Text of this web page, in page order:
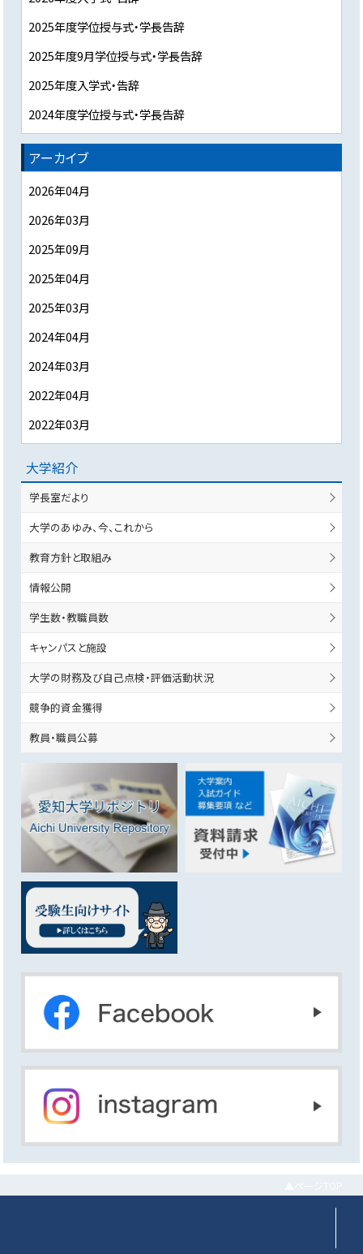
2025年度学位授与式・学長告辞
2025年度9月学位授与式・学長告辞
2025年度入学式・告辞
2024年度学位授与式・学長告辞
アーカイブ
2026年04月
2026年03月
2025年09月
2025年04月
2025年03月
2024年04月
2024年03月
2022年04月
2022年03月
大学紹介
学長室だより
大学のあゆみ、今、これから
教育方針と取組み
情報公開
学生数・教職員数
キャンパスと施設
大学の財務及び自己点検・評価活動状況
競争的資金獲得
教員・職員公募